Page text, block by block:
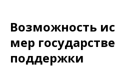
Возможность
мер
поддержки